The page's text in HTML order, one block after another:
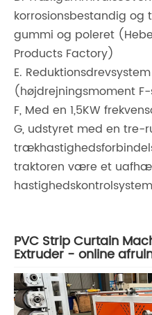
korrosionsbestandig
gummi og poleret
Products Factory)
E.
(højdrejningsmoment
F, Med en 1,5KW
G, udstyret med en tre-
traktoren være et
hastighedskontrolsystem
PVC Strip Curtain
Extruder - online